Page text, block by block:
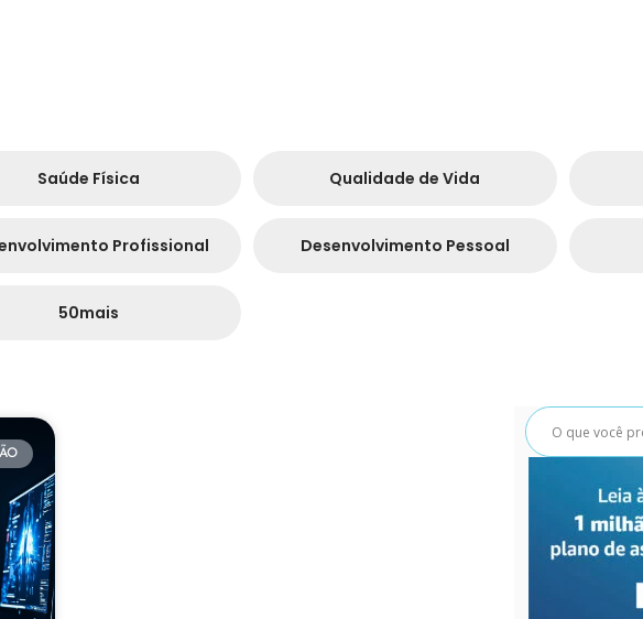
Saúde Física Qualidade de Vida
Profissional Desenvolvimento Pessoal
50mais